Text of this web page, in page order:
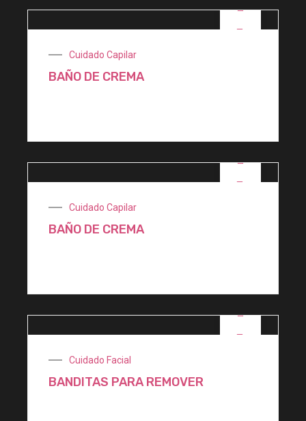
OFERTA
Cuidado Capilar
BAÑO DE CREMA
OFERTA
Cuidado Capilar
BAÑO DE CREMA
OFERTA
Cuidado Facial
BANDITAS PARA REMOVER